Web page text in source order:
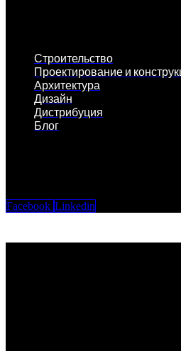
Строительство
Проектирование и
Архитектура
Дизайн
Дистрибуция
Блог
Facebook Linkedin